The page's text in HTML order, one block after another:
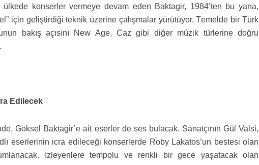
konserler vermeye devam eden Baktagir, 1984’ten bu yana,
için geliştirdiği teknik üzerine çalışmalar yürütüyor. Temelde bir Türk
bakış açısını New Age, Caz gibi diğer müzik türlerine doğru
Edilecek
Göksel Baktagir’e ait eserler de ses bulacak. Sanatçının Gül Valsi,
eserlerinin icra edileceği konserlerde Roby Lakatos’un bestesi olan
İzleyenlere tempolu ve renkli bir gece yaşatacak olan